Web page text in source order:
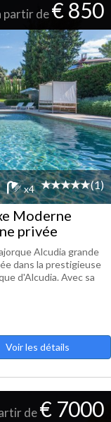
partir de€ 850
x4 (1)
Moderne
privée
Alcudia grande
dans la prestigieuse
d'Alcudia. Avec sa
Voir les détails
de€ 7000